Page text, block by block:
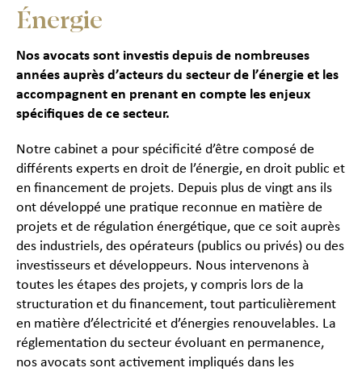
Énergie
Nos avocats sont investis depuis de nombreuses
années auprès d’acteurs du secteur de l’énergie et les
accompagnent en prenant en compte les enjeux
spécifiques de ce secteur.
Notre cabinet a pour spécificité d’être composé de
différents experts en droit de l’énergie, en droit public et
en financement de projets. Depuis plus de vingt ans ils
ont développé une pratique reconnue en matière de
projets et de régulation énergétique, que ce soit auprès
des industriels, des opérateurs (publics ou privés) ou des
investisseurs et développeurs. Nous intervenons à
toutes les étapes des projets, y compris lors de la
structuration et du financement, tout particulièrement
en matière d’électricité et d’énergies renouvelables. La
réglementation du secteur évoluant en permanence,
nos avocats sont activement impliqués dans les